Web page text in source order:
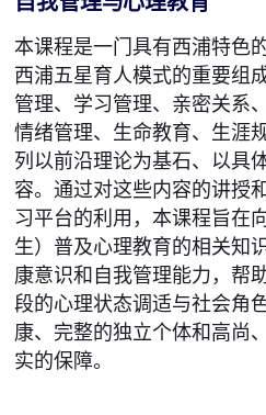
本课程是一门具有西浦特色
西浦五星育人模式的重要组
管理、学习管理、亲密关系
情绪管理、生命教育、生涯
列以前沿理论为基石、以具
容。通过对这些内容的讲授
习平台的利用，本课程旨在
生）普及心理教育的相关知
康意识和自我管理能力，帮
段的心理状态调适与社会角
康、完整的独立个体和高尚
实的保障。